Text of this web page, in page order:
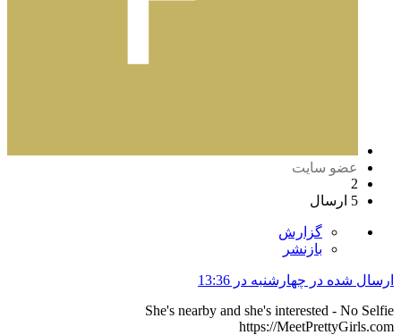
عضو سایت
2
5 ارسال
گزارش
بازنشر
ارسال شده در چهارشنبه در 13:36
She's nearby and she's interested - No Selfie
https://MeetPrettyGirls.com